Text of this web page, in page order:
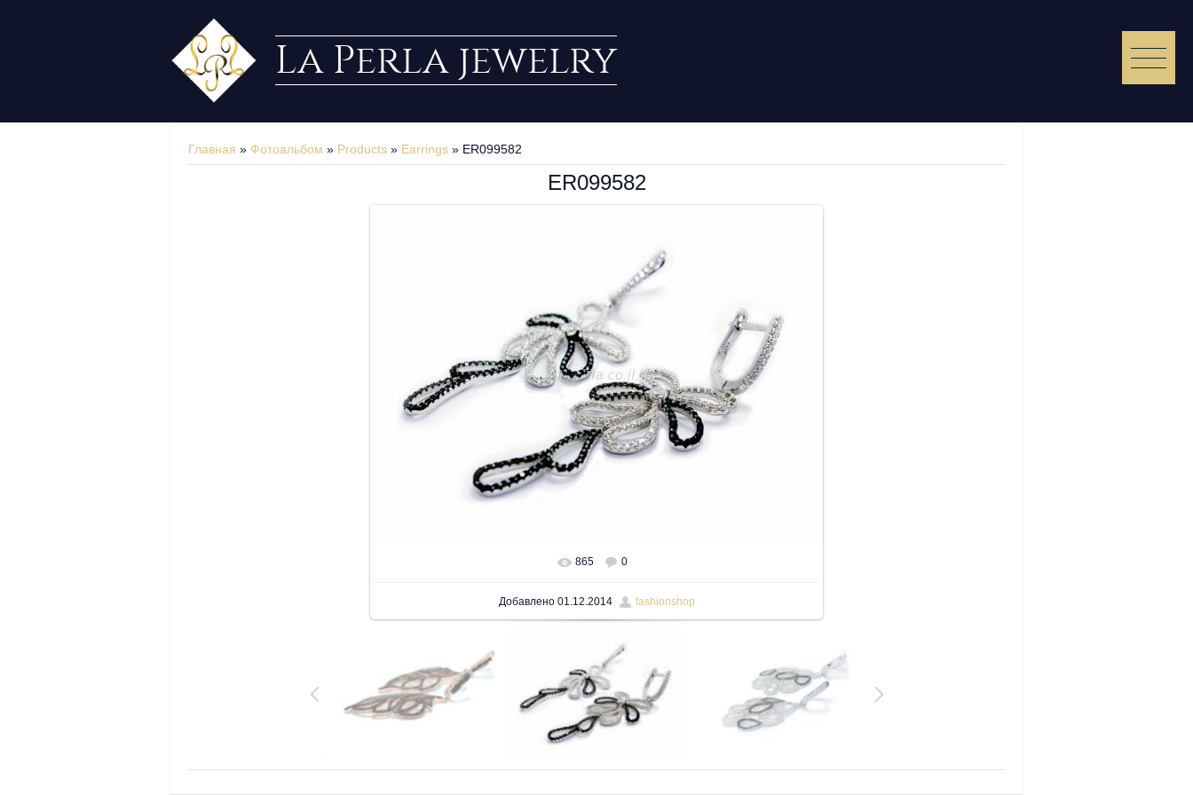
La Perla jewelry
Главная » Фотоальбом » Products » Earrings » ER099582
ER099582
В реальном размере 1600x1200
865 0
Добавлено01.12.2014 fashionshop